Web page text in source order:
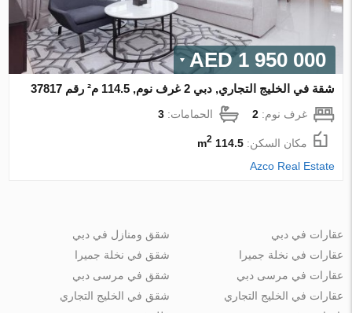
1 950 000 AED
شقة في الخليج التجاري, دبي 2 غرف نوم, 114.5 م² رقم 37817
غرف نوم:2 الحمامات:3
مكان السكن:114.5 m
2
Azco Real Estate
عقارات في دبي
عقارات في نخلة جميرا
عقارات في مرسى دبي
عقارات في الخليج التجاري
شقق ومنازل في دبي
شقق في نخلة جميرا
شقق في مرسى دبي
شقق في الخليج التجاري